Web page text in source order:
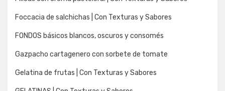
Foccacia de salchichas | Con Texturas y Sabores
FONDOS básicos blancos, oscuros y consomés
Gazpacho cartagenero con sorbete de tomate
Gelatina de frutas | Con Texturas y Sabores